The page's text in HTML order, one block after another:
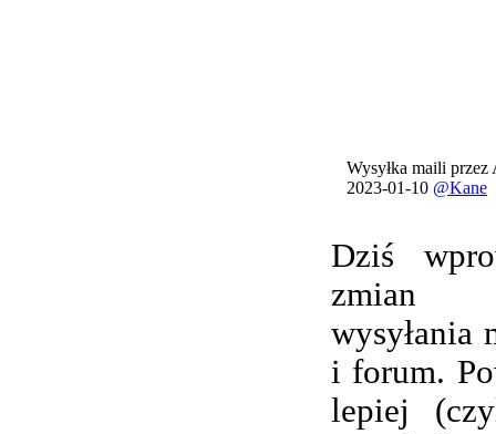
Wysyłka maili
2023-01-10 @Kane
Dziś
zmian
wysyłania
i forum.
lepiej